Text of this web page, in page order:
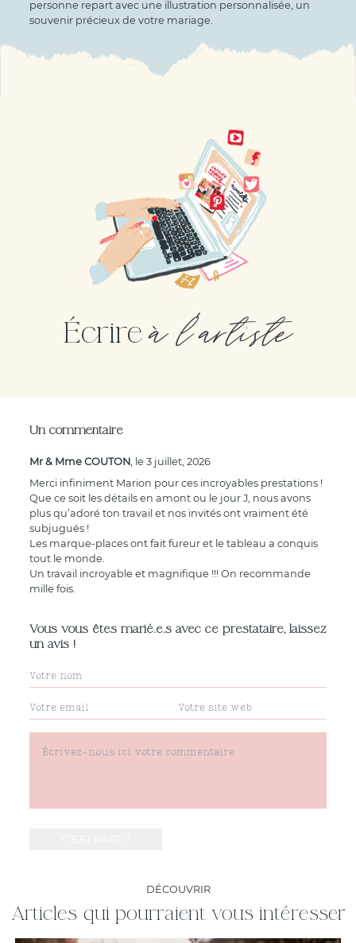
personne repart avec une illustration personnalisée, un
souvenir précieux de votre mariage.
Écrire à l'artiste
Un commentaire
Mr & Mme COUTON , le 3 juillet, 2026
Merci infiniment Marion pour ces incroyables prestations !
Que ce soit les détails en amont ou le jour J, nous avons
plus qu’adoré ton travail et nos invités ont vraiment été
subjugués !
Les marque-places ont fait fureur et le tableau a conquis
tout le monde.
Un travail incroyable et magnifique !!! On recommande
mille fois.
Vous vous êtes marié.e.s avec ce prestataire, laissez
un avis !
DÉCOUVRIR
Articles qui pourraient vous intéresser